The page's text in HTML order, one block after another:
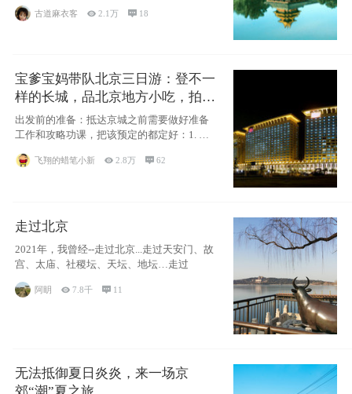
古道麻衣客 2.1万  18
宝爹宝妈带队北京三日游：登不一
样的长城，品北京地方小吃，拍盘
古七星夜景！
出发前的准备：抵达京城之前需要做好准备
工作和攻略功课，把该预定的都定好：1. 酒
飞翔的蜡笔小新 2.8万 62
走过北京
2021年，我曾经--走过北京...走过天安门、故
宫、太庙、社稷坛、天坛、地坛…走过
阿眀 7.8千  11
无法抵御夏日炎炎，来一场京